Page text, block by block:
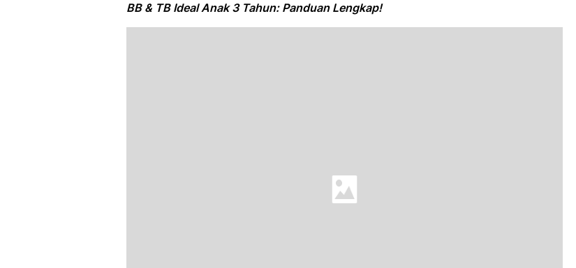
BB & TB Ideal Anak 3 Tahun: Panduan Lengkap!